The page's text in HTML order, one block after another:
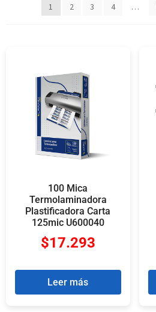
1 2 3 4 …
100 Mica
Termolaminadora
Plastificadora Carta
125mic U600040
$17.293
Leer más